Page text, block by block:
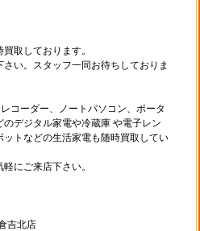
取しております。
い。スタッフ一同お待ちしておりま
コーダー、ノートパソコン、ポータ
デジタル家電や冷蔵庫 や電子レン
トなどの生活家電も随時買取してい
にご来店下さい。
吉北店